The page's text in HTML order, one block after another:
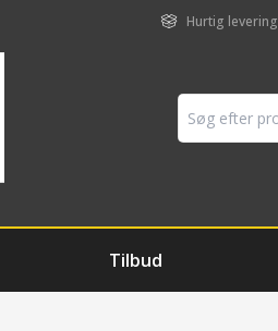
Hurtig levering
Tilbud